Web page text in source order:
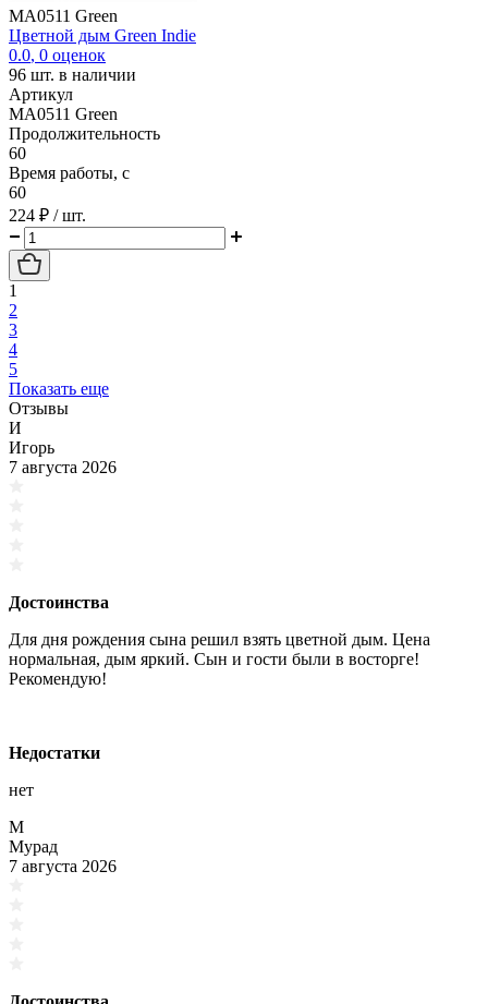
MA0511 Green
Цветной дым Green Indie
0.0, 0 оценок
96 шт. в наличии
Артикул
MA0511 Green
Продолжительность
60
Время работы, с
60
224 ₽ / шт.
1
2
3
4
5
Показать еще
Отзывы
И
Игорь
7 августа 2026
Достоинства
Для дня рождения сына решил взять цветной дым. Цена
нормальная, дым яркий. Сын и гости были в восторге!
Рекомендую!
Недостатки
нет
М
Мурад
7 августа 2026